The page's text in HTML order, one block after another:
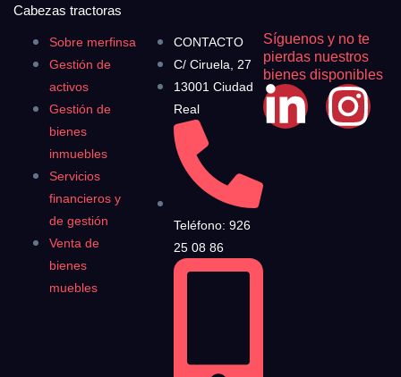
Sobre merfinsa
Gestión de
activos
Gestión de
bienes
inmuebles
Servicios
financieros y
de gestión
Venta de
bienes
muebles
CONTACTO
C/ Ciruela, 27
13001 Ciudad
Real
Teléfono: 926
25 08 86
Síguenos y no te
pierdas nuestros
bienes disponibles
Cabezas tractoras